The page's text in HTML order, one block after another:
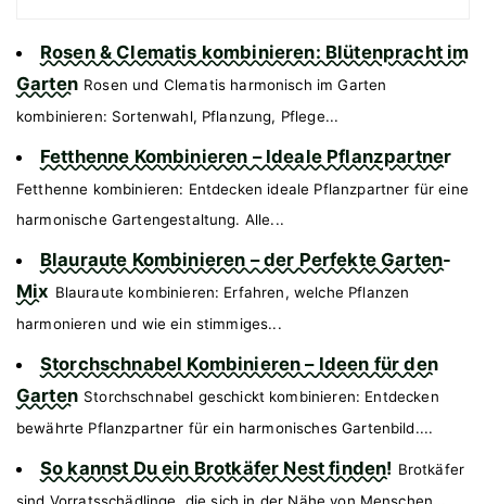
Rosen & Clematis kombinieren: Blütenpracht im
Garten Rosen und Clematis harmonisch im Garten
kombinieren: Sortenwahl, Pflanzung, Pflege...
Fetthenne Kombinieren – Ideale Pflanzpartner
Fetthenne kombinieren: Entdecken ideale Pflanzpartner für eine
harmonische Gartengestaltung. Alle...
Blauraute Kombinieren – der Perfekte Garten-
Mix Blauraute kombinieren: Erfahren, welche Pflanzen
harmonieren und wie ein stimmiges...
Storchschnabel Kombinieren – Ideen für den
Garten Storchschnabel geschickt kombinieren: Entdecken
bewährte Pflanzpartner für ein harmonisches Gartenbild....
So kannst Du ein Brotkäfer Nest finden! Brotkäfer
sind Vorratsschädlinge, die sich in der Nähe von Menschen...